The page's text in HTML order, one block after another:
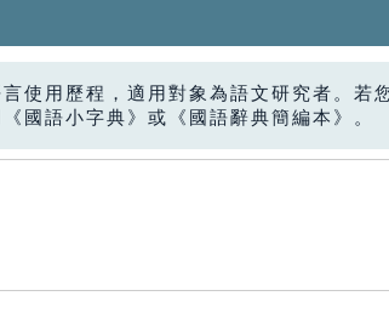
使用歷程，適用對象為語文研究者。若
國語小字典》或《國語辭典簡編本》。